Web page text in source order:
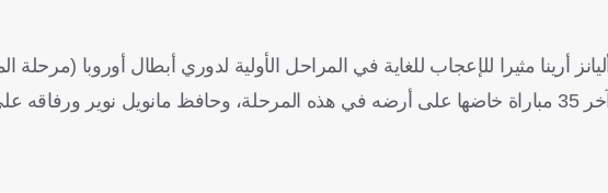
أرينا مثيرا للإعجاب للغاية في المراحل الأولية لدوري أبطال أوروبا (مرحلة
واستقبل العملاق البافاري 17 هدفًا فقط في آخر 35 مباراة خاضها على أرضه في هذه المرحلة، وحافظ مانويل